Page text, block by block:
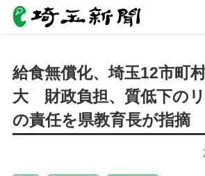
給食無償化、埼玉12市町
大 財政負担、質低下の
の責任を県教育長が指摘